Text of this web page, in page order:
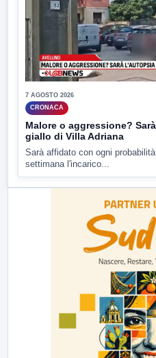
7 AGOSTO 2026
CRONACA
Malore o aggressione?
giallo di Villa Adriana
Sarà affidato con ogni
settimana l'incarico...